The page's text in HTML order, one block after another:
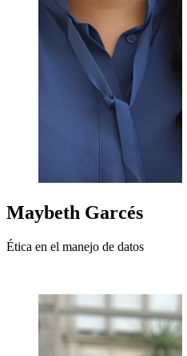
Maybeth Garcés
Ética en el manejo de datos